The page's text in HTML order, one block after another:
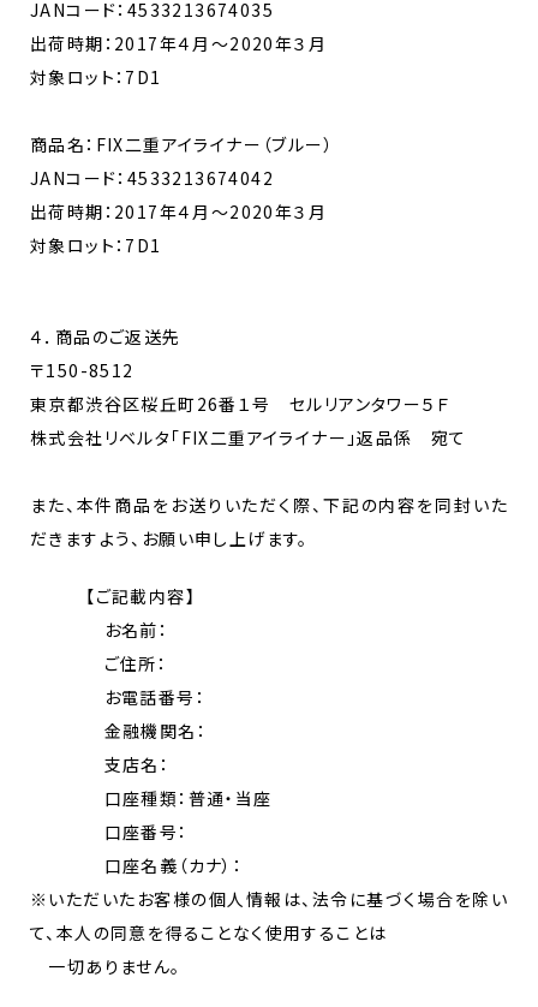
JANコード：4533213674035
出荷時期：2017年４月～2020年３月
対象ロット：7D1
商品名：FIX二重アイライナー（ブルー）
JANコード：4533213674042
出荷時期：2017年４月～2020年３月
対象ロット：7D1
４．商品のご返送先
〒150-8512
東京都渋谷区桜丘町26番１号 セルリアンタワー５Ｆ
株式会社リベルタ「FIX二重アイライナー」返品係 宛て
また、本件商品をお送りいただく際、下記の内容を同封いた
だきますよう、お願い申し上げます。
【ご記載内容】
お名前：
ご住所：
お電話番号：
金融機関名：
支店名：
口座種類：普通・当座
口座番号：
口座名義（カナ）：
※いただいたお客様の個人情報は、法令に基づく場合を除い
て、本人の同意を得ることなく使用することは
一切ありません。